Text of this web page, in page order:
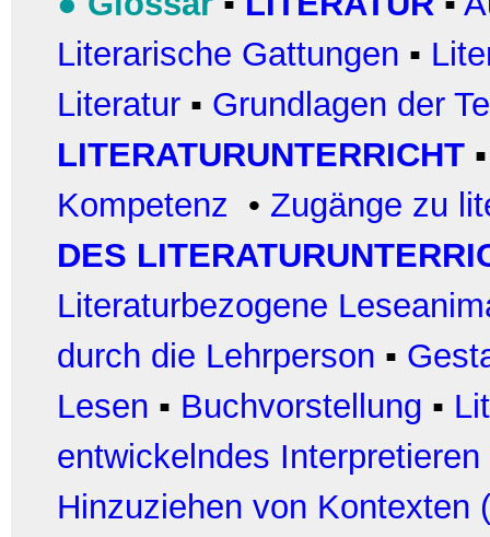
Literarische Gattungen ▪
Literatur ▪ Grundlagen der
LITERATURUNTERRICHT
Kompetenz • Zugänge zu
DES
Literaturbezogene
durch die Lehrperson ▪
Lesen ▪ Buchvorstellung ▪
entwickelndes Interpretieren
Hinzuziehen von Kontexten